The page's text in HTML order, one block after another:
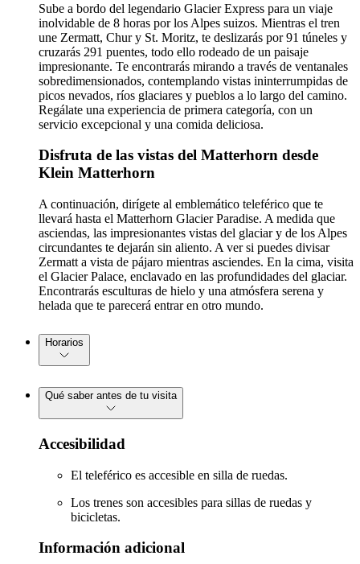
Sube a bordo del legendario Glacier Express para un viaje
inolvidable de 8 horas por los Alpes suizos. Mientras el tren
une Zermatt, Chur y St. Moritz, te deslizarás por 91 túneles y
cruzarás 291 puentes, todo ello rodeado de un paisaje
impresionante. Te encontrarás mirando a través de ventanales
sobredimensionados, contemplando vistas ininterrumpidas de
picos nevados, ríos glaciares y pueblos a lo largo del camino.
Regálate una experiencia de primera categoría, con un
servicio excepcional y una comida deliciosa.
Disfruta de las vistas del Matterhorn desde
Klein Matterhorn
A continuación, dirígete al emblemático teleférico que te
llevará hasta el Matterhorn Glacier Paradise. A medida que
asciendas, las impresionantes vistas del glaciar y de los Alpes
circundantes te dejarán sin aliento. A ver si puedes divisar
Zermatt a vista de pájaro mientras asciendes. En la cima, visita
el Glacier Palace, enclavado en las profundidades del glaciar.
Encontrarás esculturas de hielo y una atmósfera serena y
helada que te parecerá entrar en otro mundo.
Horarios
Qué saber antes de tu visita
Accesibilidad
El teleférico es accesible en silla de ruedas.
Los trenes son accesibles para sillas de ruedas y
bicicletas.
Información adicional